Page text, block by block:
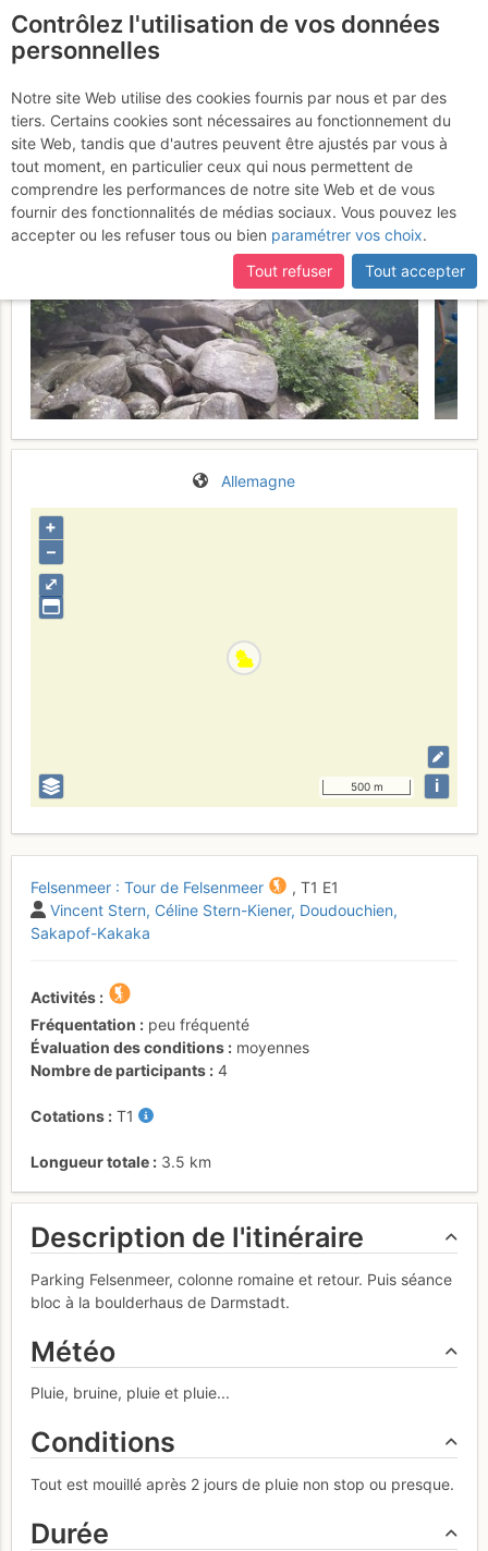
certaines pages ne sont plus accessibles, manquantes ou
incomplètes, déconnectez-vous puis reconnectez-vous à votre
compte sur le site.
Balade à Felsenmeer
Vendredi 11 août 2017
Allemagne
⤢
+
–
500 m i
Felsenmeer : Tour de Felsenmeer , T1 E1
Vincent Stern Céline Stern-Kiener Doudouchien
Sakapof-Kakaka
Activités
Fréquentation
peu fréquenté
Évaluation des conditions
moyennes
Nombre de participants
4
Cotations T1
Longueur totale 3.5 km
Description de l'itinéraire
Parking Felsenmeer, colonne romaine et retour. Puis séance
bloc à la boulderhaus de Darmstadt.
Météo
Pluie, bruine, pluie et pluie...
Conditions
Tout est mouillé après 2 jours de pluie non stop ou presque.
Durée
Contrôlez l'utilisation de vos données
personnelles
Notre site Web utilise des cookies fournis par nous et par des
tiers. Certains cookies sont nécessaires au fonctionnement du
site Web, tandis que d'autres peuvent être ajustés par vous à
tout moment, en particulier ceux qui nous permettent de
comprendre les performances de notre site Web et de vous
fournir des fonctionnalités de médias sociaux. Vous pouvez les
accepter ou les refuser tous ou bien paramétrer vos choix.
Tout refuser
Tout accepter